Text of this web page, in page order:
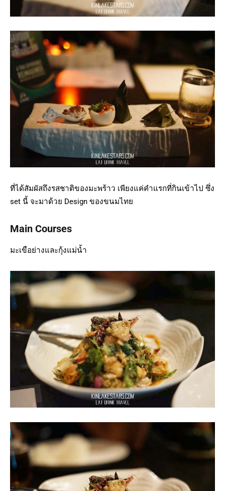
ที่ได้สัมผัสถึงรสชาติของมะพร้าว เพียงแค่คำแรกที่กินเข้าไป ซึ่ง
set นี้ จะมาด้วย Design ของขนมไทย
Main Courses
มะเขือย่างและกุ้งแม่น้ำ